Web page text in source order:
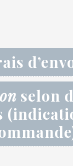
selon